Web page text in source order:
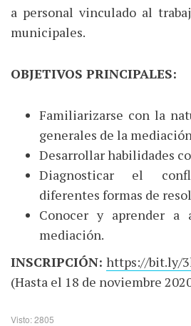
a personal vinculado al
municipales.
OBJETIVOS PRINCIPALES:
Familiarizarse con la
generales de la
Desarrollar habilidades
Diagnosticar el
diferentes formas de
Conocer y aprender a
mediación.
INSCRIPCIÓN: https://bit.ly/
(Hasta el 18 de noviembre
Visto: 2805